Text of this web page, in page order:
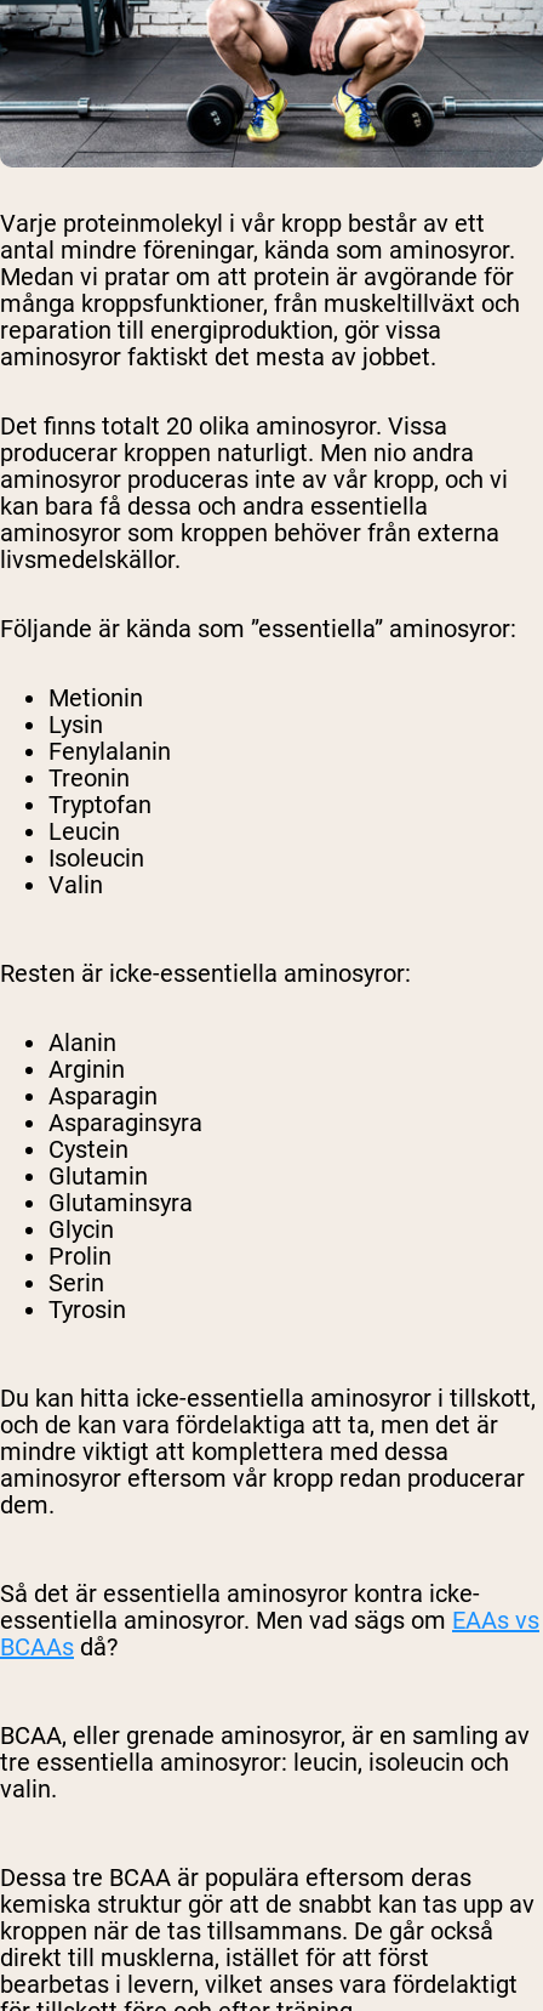
Varje proteinmolekyl i vår kropp består av ett
antal mindre föreningar, kända som aminosyror.
Medan vi pratar om att protein är avgörande för
många kroppsfunktioner, från muskeltillväxt och
reparation till energiproduktion, gör vissa
aminosyror faktiskt det mesta av jobbet.
Det finns totalt 20 olika aminosyror. Vissa
producerar kroppen naturligt. Men nio andra
aminosyror produceras inte av vår kropp, och vi
kan bara få dessa och andra essentiella
aminosyror som kroppen behöver från externa
livsmedelskällor.
Följande är kända som ”essentiella” aminosyror:
Metionin
Lysin
Fenylalanin
Treonin
Tryptofan
Leucin
Isoleucin
Valin
Resten är icke-essentiella aminosyror:
Alanin
Arginin
Asparagin
Asparaginsyra
Cystein
Glutamin
Glutaminsyra
Glycin
Prolin
Serin
Tyrosin
Du kan hitta icke-essentiella aminosyror i tillskott,
och de kan vara fördelaktiga att ta, men det är
mindre viktigt att komplettera med dessa
aminosyror eftersom vår kropp redan producerar
dem.
Så det är essentiella aminosyror kontra icke-
essentiella aminosyror. Men vad sägs om EAAs vs
BCAAs då?
BCAA, eller grenade aminosyror, är en samling av
tre essentiella aminosyror: leucin, isoleucin och
valin.
Dessa tre BCAA är populära eftersom deras
kemiska struktur gör att de snabbt kan tas upp av
kroppen när de tas tillsammans. De går också
direkt till musklerna, istället för att först
bearbetas i levern, vilket anses vara fördelaktigt